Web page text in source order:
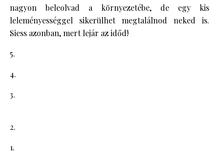
nagyon beleolvad a környezetébe, de egy kis
leleményességgel sikerülhet megtalálnod neked is.
Siess azonban, mert lejár az időd!
5.
4.
3.
2.
1.